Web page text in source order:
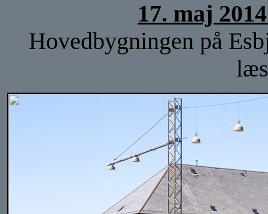
17. maj
Hovedbygningen på